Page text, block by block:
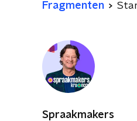
Fragmenten
Spraakmakers